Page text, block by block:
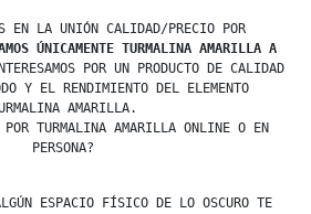
EN LA UNIÓN CALIDAD/PRECIO POR
ÚNICAMENTE TURMALINA AMARILLA A
POR UN PRODUCTO DE CALIDAD
Y EL RENDIMIENTO DEL ELEMENTO
AMARILLA.
TURMALINA AMARILLA ONLINE O EN
PERSONA?
ESPACIO FÍSICO DE LO OSCURO TE